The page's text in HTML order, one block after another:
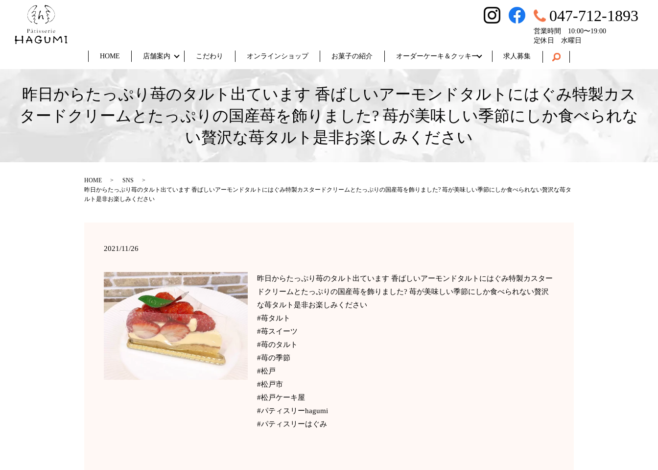
HOME 店舗案内 こだわり オンラインショップ お菓子の紹介 オーダーケーキ＆クッキー 求人募集
047-712-1893
営業時間 10:00〜19:00
定休日 水曜日
昨日からたっぷり苺のタルト出ています 香ばしいアーモンドタルトにはぐみ特製カス
タードクリームとたっぷりの国産苺を飾りました? 苺が美味しい季節にしか食べられな
い贅沢な苺タルト是非お楽しみください
HOME
SNS
昨日からたっぷり苺のタルト出ています 香ばしいアーモンドタルトにはぐみ特製カスタードクリームとたっぷりの国産苺を飾りました? 苺が美味しい季節にしか食べられない贅沢な苺タ
ルト是非お楽しみください
2021/11/26
昨日からたっぷり苺のタルト出ています 香ばしいアーモンドタルトにはぐみ特製カスター
ドクリームとたっぷりの国産苺を飾りました? 苺が美味しい季節にしか食べられない贅沢
な苺タルト是非お楽しみください
#苺タルト
#苺スイーツ
#苺のタルト
#苺の季節
#松戸
#松戸市
#松戸ケーキ屋
#パティスリーhagumi
#パティスリーはぐみ